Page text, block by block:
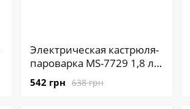
Электрическая кастрюля-
пароварка MS-7729 1,8 л ∙
Мультифункциональная
кастрюля MS-7729 для
638 грн
542 грн